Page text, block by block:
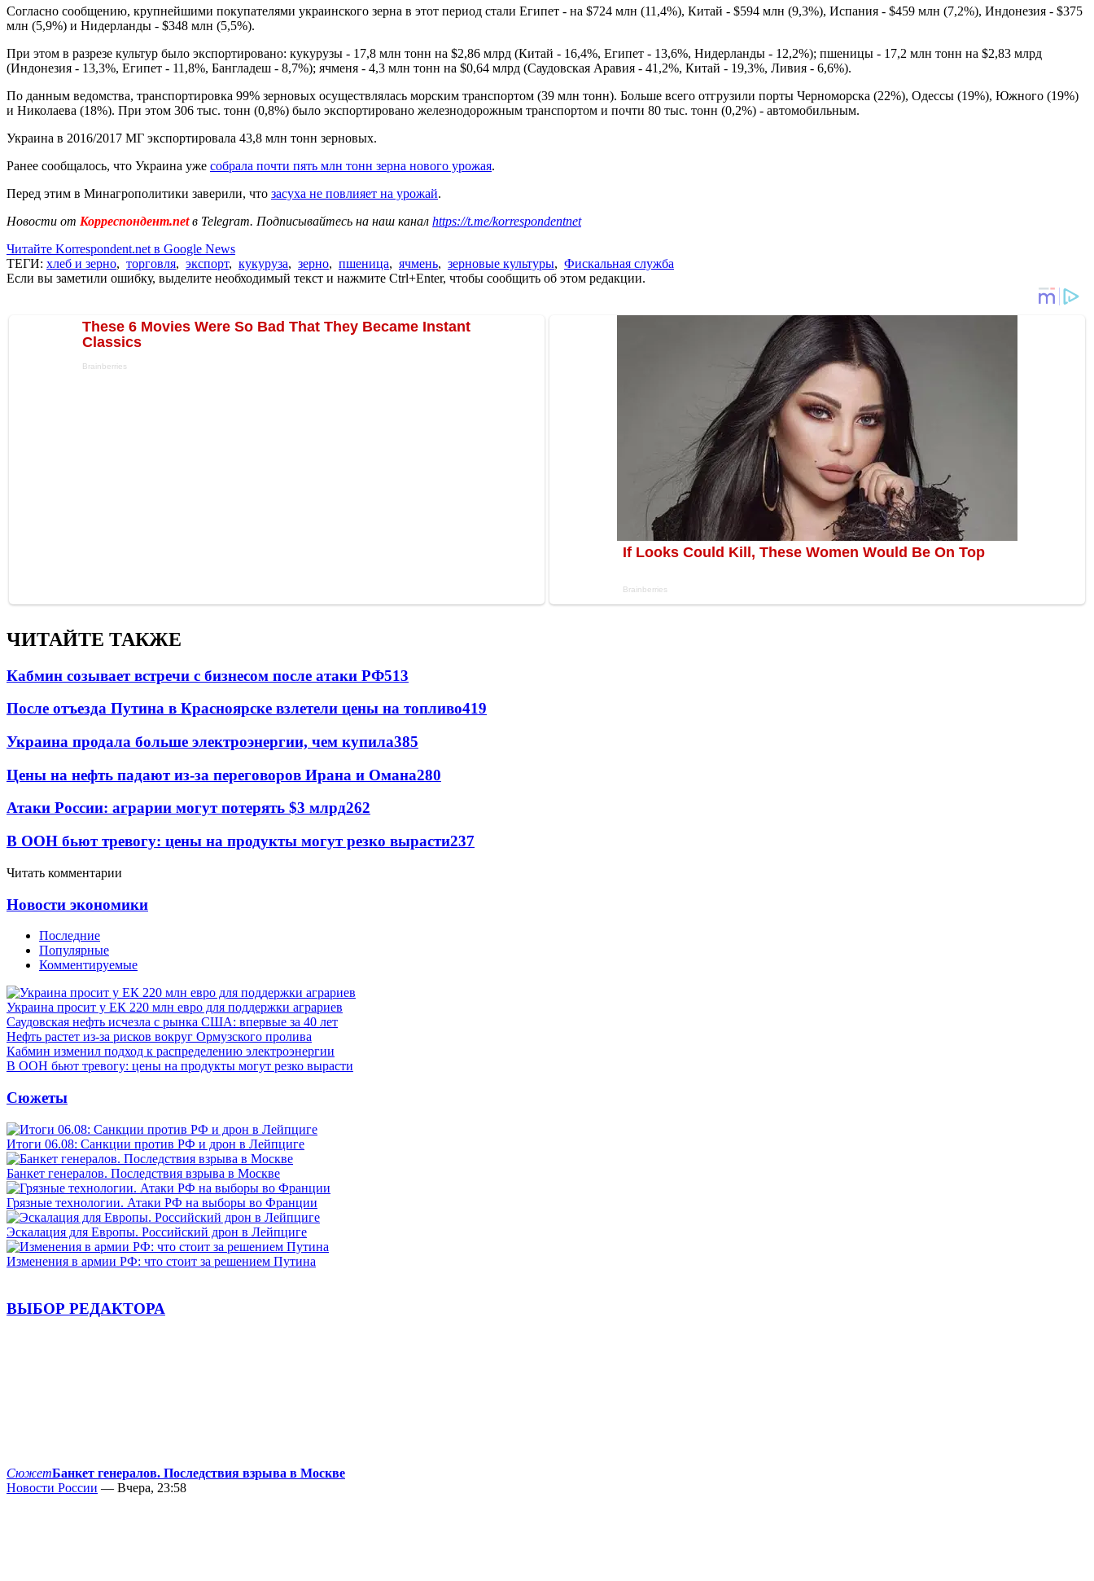
Согласно сообщению, крупнейшими покупателями украинского зерна в этот период стали Египет - на $724 млн (11,4%), Китай - $594 млн (9,3%), Испания - $459 млн (7,2%), Индонезия - $375
млн (5,9%) и Нидерланды - $348 млн (5,5%).
При этом в разрезе культур было экспортировано: кукурузы - 17,8 млн тонн на $2,86 млрд (Китай - 16,4%, Египет - 13,6%, Нидерланды - 12,2%); пшеницы - 17,2 млн тонн на $2,83 млрд
(Индонезия - 13,3%, Египет - 11,8%, Бангладеш - 8,7%); ячменя - 4,3 млн тонн на $0,64 млрд (Саудовская Аравия - 41,2%, Китай - 19,3%, Ливия - 6,6%).
По данным ведомства, транспортировка 99% зерновых осуществлялась морским транспортом (39 млн тонн). Больше всего отгрузили порты Черноморска (22%), Одессы (19%), Южного (19%)
и Николаева (18%). При этом 306 тыс. тонн (0,8%) было экспортировано железнодорожным транспортом и почти 80 тыс. тонн (0,2%) - автомобильным.
Украина в 2016/2017 МГ экспортировала 43,8 млн тонн зерновых.
Ранее сообщалось, что Украина уже собрала почти пять млн тонн зерна нового урожая.
Перед этим в Минагрополитики заверили, что засуха не повлияет на урожай.
Новости от Корреспондент.netв Telegram. Подписывайтесь на наш канал https://t.me/korrespondentnet
Читайте Korrespondent.net в Google News
ТЕГИ: хлеб и зерно, торговля, экспорт, кукуруза, зерно, пшеница, ячмень, зерновые культуры, Фискальная служба
Если вы заметили ошибку, выделите необходимый текст и нажмите Ctrl+Enter, чтобы сообщить об этом редакции.
ЧИТАЙТЕ ТАКЖЕ
Кабмин созывает встречи с бизнесом после атаки РФ513
После отъезда Путина в Красноярске взлетели цены на топливо419
Украина продала больше электроэнергии, чем купила385
Цены на нефть падают из-за переговоров Ирана и Омана280
Атаки России: аграрии могут потерять $3 млрд262
В ООН бьют тревогу: цены на продукты могут резко вырасти237
Читать комментарии
Новости экономики
Последние
Популярные
Комментируемые
Украина просит у ЕК 220 млн евро для поддержки аграриев
Саудовская нефть исчезла с рынка США: впервые за 40 лет
Нефть растет из-за рисков вокруг Ормузского пролива
Кабмин изменил подход к распределению электроэнергии
В ООН бьют тревогу: цены на продукты могут резко вырасти
Сюжеты
Итоги 06.08: Санкции против РФ и дрон в Лейпциге
Банкет генералов. Последствия взрыва в Москве
Грязные технологии. Атаки РФ на выборы во Франции
Эскалация для Европы. Российский дрон в Лейпциге
Изменения в армии РФ: что стоит за решением Путина
ВЫБОР РЕДАКТОРА
СюжетБанкет генералов. Последствия взрыва в Москве
Новости России — Вчера, 23:58